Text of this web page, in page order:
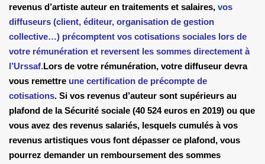
revenus d’artiste auteur en traitements et salaires, vos
diffuseurs (client, éditeur, organisation de gestion
collective…) précomptent vos cotisations sociales lors de
votre rémunération et reversent les sommes directement à
l’Urssaf.Lors de votre rémunération, votre diffuseur devra
vous remettre une certification de précompte de
cotisations. Si vos revenus d’auteur sont supérieurs au
plafond de la Sécurité sociale (40 524 euros en 2019) ou que
vous avez des revenus salariés, lesquels cumulés à vos
revenus artistiques vous font dépasser ce plafond, vous
pourrez demander un remboursement des sommes